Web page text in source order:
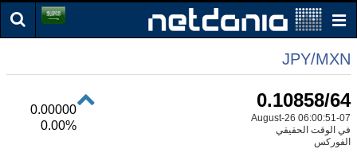
JPY/MXN
0.10858/64
07-August-26 06:00:51
في الوقت الحقيقي
الفوركس
0.00000
0.00%